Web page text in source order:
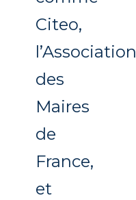
Citeo,
l’Association
des
Maires
de
France,
et